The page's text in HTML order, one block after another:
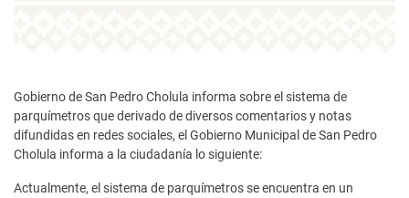
Gobierno de San Pedro Cholula informa sobre el sistema de
parquímetros que derivado de diversos comentarios y notas
difundidas en redes sociales, el Gobierno Municipal de San Pedro
Cholula informa a la ciudadanía lo siguiente:
Actualmente, el sistema de parquímetros se encuentra en un